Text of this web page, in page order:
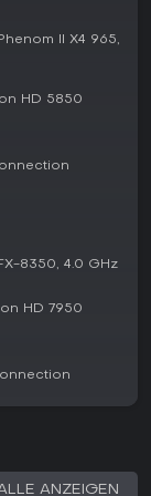
im
2016
PC-Online-
Controls,
Kritik
Game
und neuem
II X4 965,
HD 5850
8350, 4.0 GHz
HD 7950
ANZEIGEN